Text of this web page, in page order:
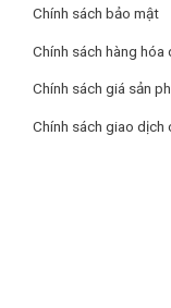
Chính sách bảo mật
Chính sách hàng hóa
Chính sách giá sản
Chính sách giao dịch